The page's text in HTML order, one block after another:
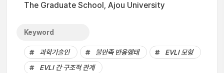
The Graduate School, Ajou University
Keyword
과학기술인 불만족 반응행태
EVLI 모형
EVLI 간 구조적 관계